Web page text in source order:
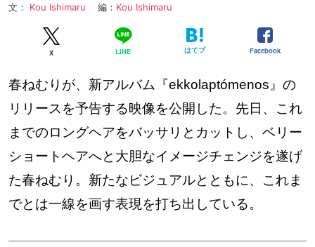
文： Kou Ishimaru 編： Kou Ishimaru
X LINE はてブ Facebook
春ねむりが、新アルバム『ekkolaptómenos』の
リリースを予告する映像を公開した。先日、これ
までのロングヘアをバッサリとカットし、ベリー
ショートヘアへと大胆なイメージチェンジを遂げ
た春ねむり。新たなビジュアルとともに、これま
でとは一線を画す表現を打ち出している。